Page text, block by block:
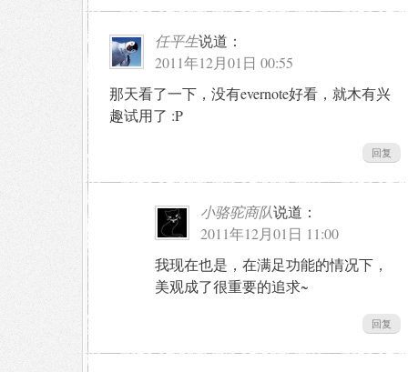
任平生说道：
2011年12月01日 00:55
那天看了一下，没有evernote好看，就木有兴
趣试用了 :P
回复
小骆驼商队说道：
2011年12月01日 11:00
我现在也是，在满足功能的情况下，
美观成了很重要的追求~
回复